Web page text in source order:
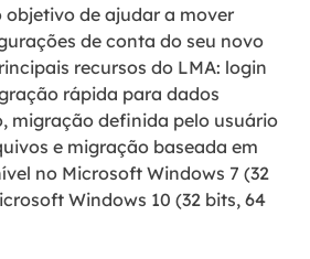
objetivo de ajudar a mover
de conta do seu novo
recursos do LMA: login
rápida para dados
migração definida pelo usuário
e migração baseada em
no Microsoft Windows 7 (32
Windows 10 (32 bits, 64